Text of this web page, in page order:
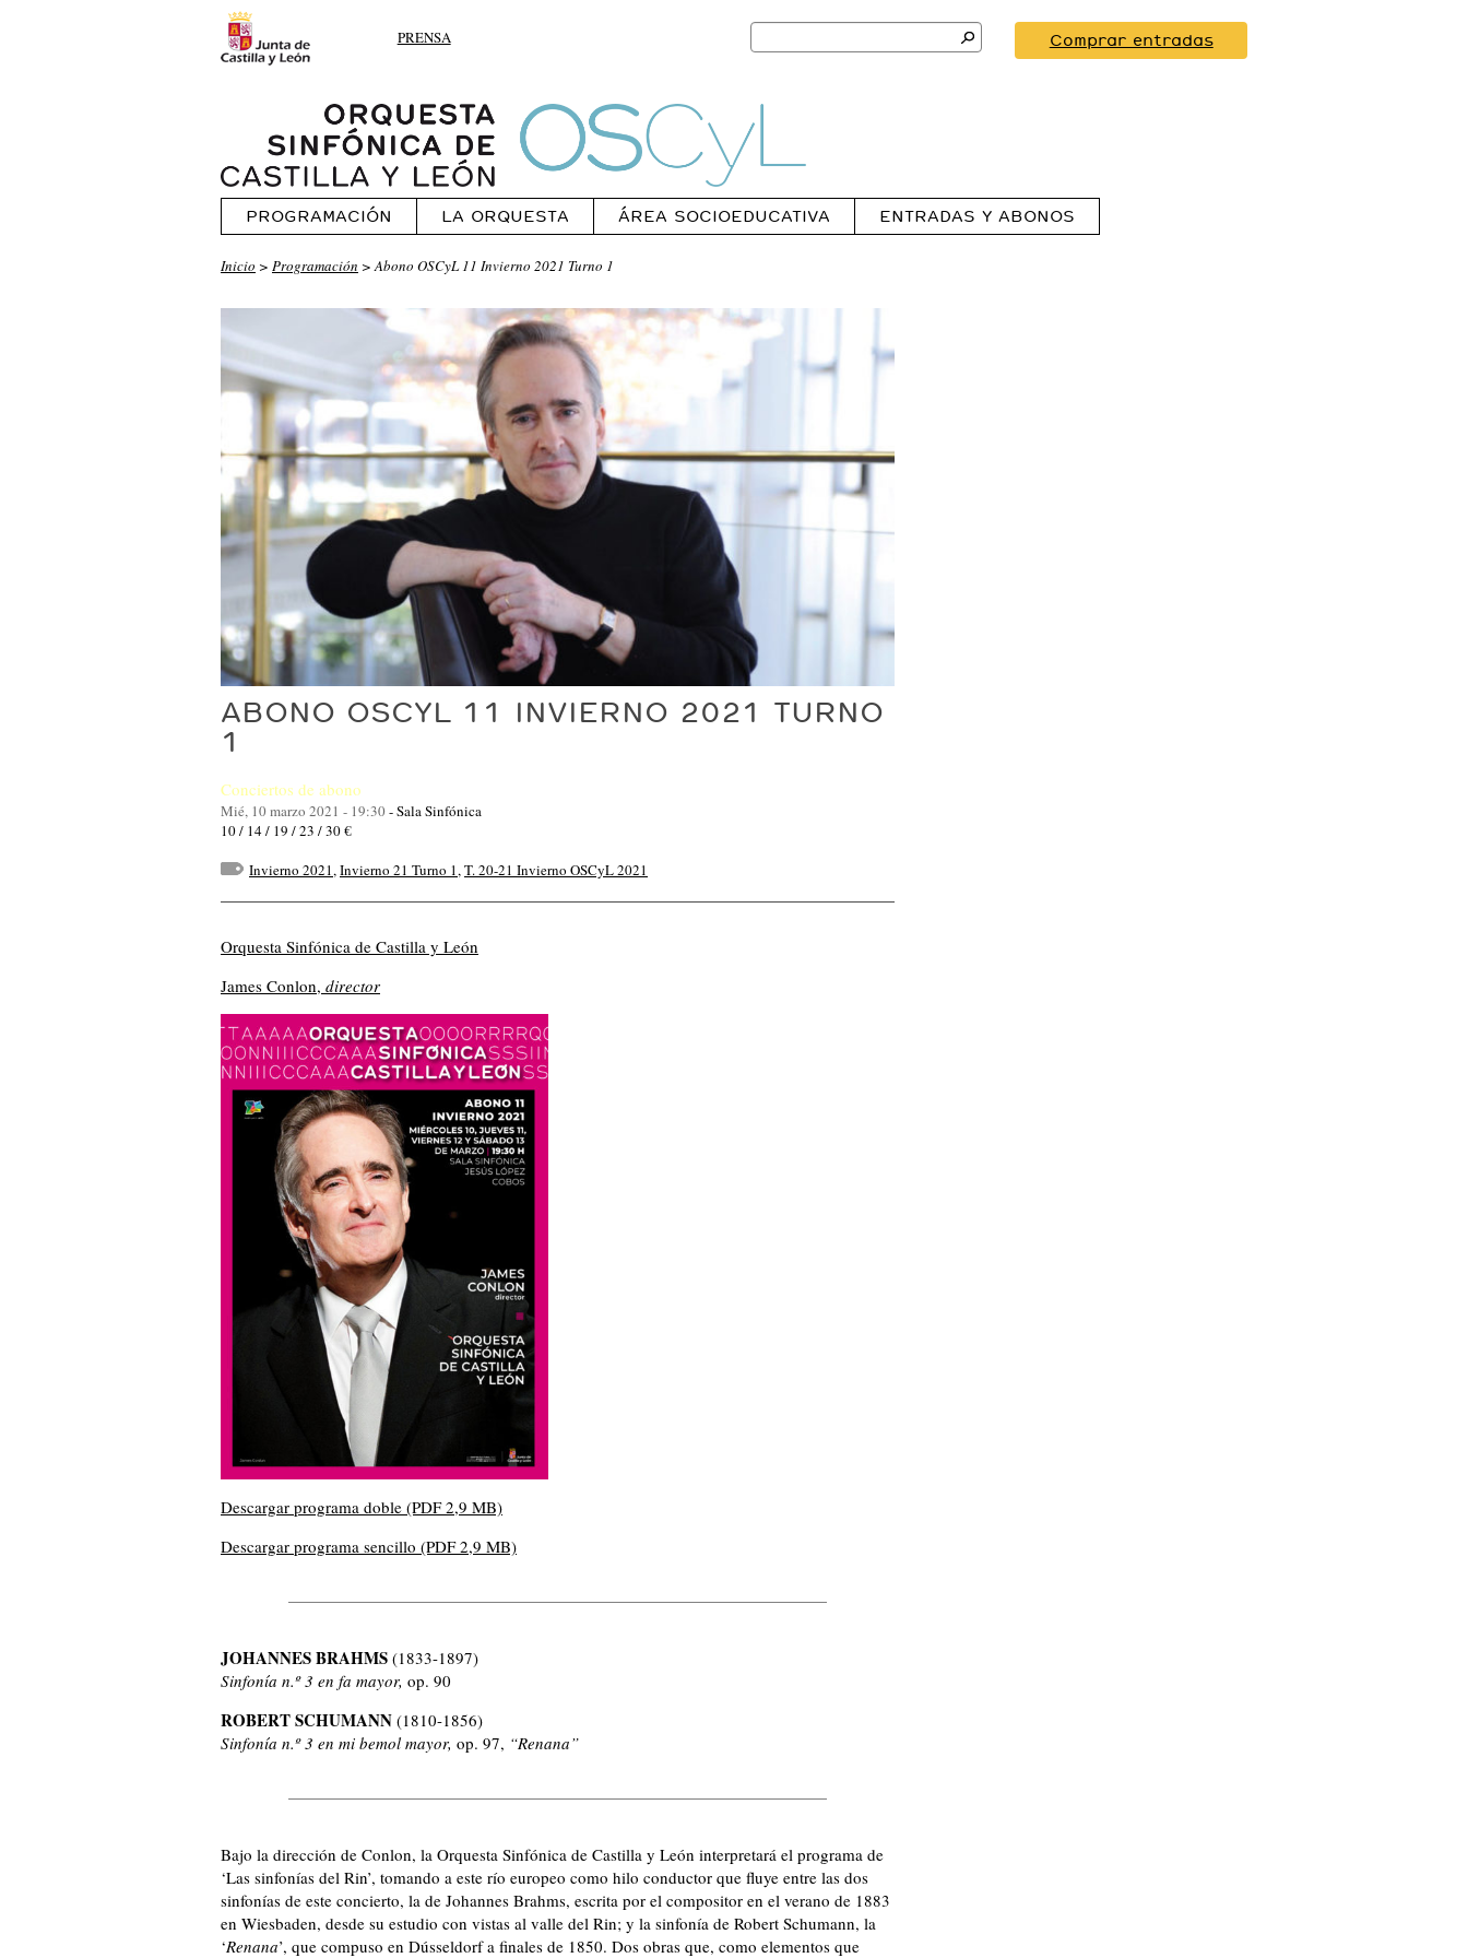
PRENSA
Search
for:
Comprar entradas
PROGRAMACIÓN LA ORQUESTA ÁREA SOCIOEDUCATIVA ENTRADAS Y ABONOS
Inicio > Programación > Abono OSCyL 11 Invierno 2021 Turno 1
ABONO OSCYL 11 INVIERNO 2021 TURNO
1
Conciertos de abono
Mié, 10 marzo 2021 - 19:30-Sala Sinfónica
10 / 14 / 19 / 23 / 30 €
Invierno 2021,Invierno 21 Turno 1,T. 20-21 Invierno OSCyL 2021
Orquesta Sinfónica de Castilla y León
James Conlon, director
Descargar programa doble (PDF 2,9 MB)
Descargar programa sencillo (PDF 2,9 MB)
JOHANNES BRAHMS (1833-1897)
Sinfonía n.º 3 en fa mayor, op. 90
ROBERT SCHUMANN (1810-1856)
Sinfonía n.º 3 en mi bemol mayor, op. 97, “Renana”
Bajo la dirección de Conlon, la Orquesta Sinfónica de Castilla y León interpretará el programa de
‘Las sinfonías del Rin’, tomando a este río europeo como hilo conductor que fluye entre las dos
sinfonías de este concierto, la de Johannes Brahms, escrita por el compositor en el verano de 1883
en Wiesbaden, desde su estudio con vistas al valle del Rin; y la sinfonía de Robert Schumann, la
‘Renana’, que compuso en Dússeldorf a finales de 1850. Dos obras que, como elementos que